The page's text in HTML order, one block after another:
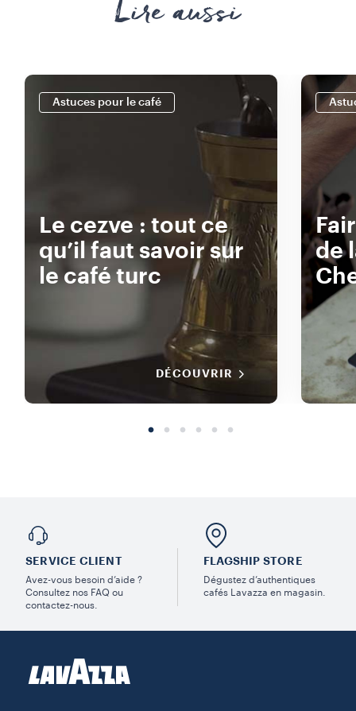
Lire aussi
Astuces pour le café
Le cezve : tout ce
qu’il faut savoir sur
le café turc
DÉCOUVRIR
de
SERVICE CLIENT
Avez-vous besoin d’aide ?
Consultez nos FAQ ou
contactez-nous.
FLAGSHIP STORE
Dégustez d’authentiques
cafés Lavazza en magasin.